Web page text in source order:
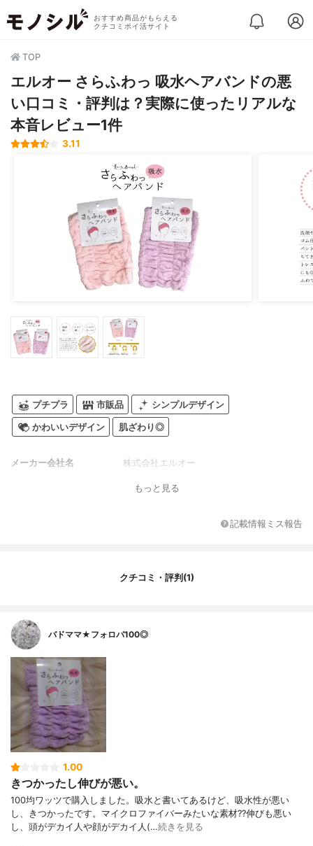
おすすめ商品がもらえる
クチコミポイ活サイト
TOP
エルオー さらふわっ 吸水ヘアバンドの悪
い口コミ・評判は？実際に使ったリアルな
本音レビュー1件
3.11
プチプラ 市販品 シンプルデザイン
かわいいデザイン 肌ざわり◎
メーカー会社名 株式会社エルオー
もっと見る
記載情報ミス報告
クチコミ・評判(1)
バドママ★フォロバ100◎
1.00
きつかったし伸びが悪い。
100均ワッツで購入しました。吸水と書いてあるけど、吸水性が悪い
し、きつかったです。マイクロファイバーみたいな素材??伸びも悪い
し、頭がデカイ人や顔がデカイ人(…続きを見る